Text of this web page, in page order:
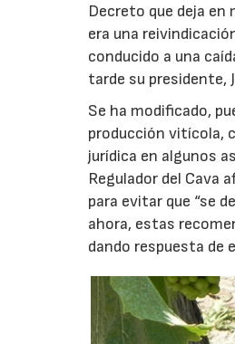
Decreto que deja en
era una
conducido a una
tarde su presidente,
Se ha modificado,
producción vitícola,
jurídica en algunos
Regulador del Cava
para evitar que “se
ahora, estas
dando respuesta de